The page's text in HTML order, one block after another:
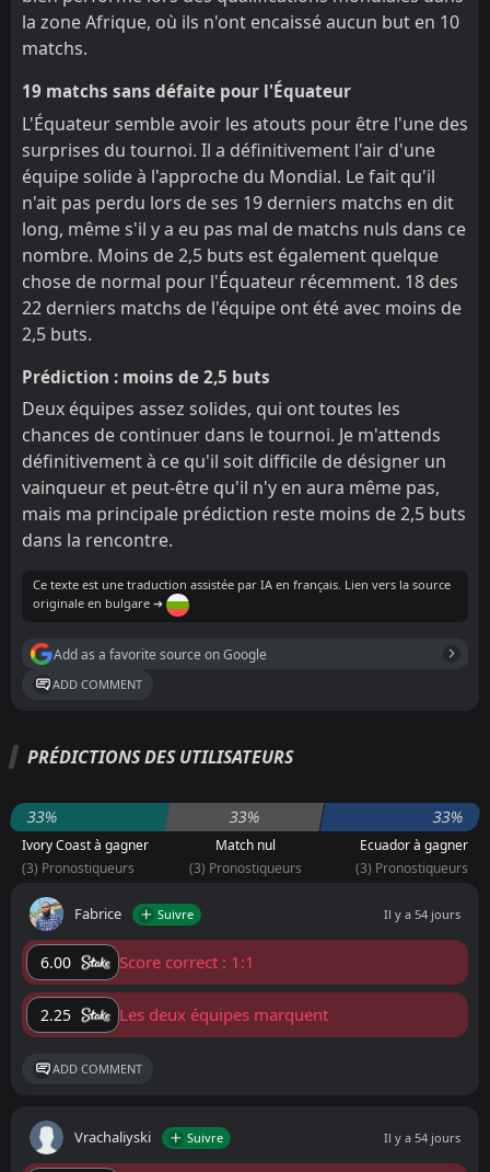
la zone Afrique, où ils n'ont encaissé aucun but en 10
matchs.
19 matchs sans défaite pour l'Équateur
L'Équateur semble avoir les atouts pour être l'une des
surprises du tournoi. Il a définitivement l'air d'une
équipe solide à l'approche du Mondial. Le fait qu'il
n'ait pas perdu lors de ses 19 derniers matchs en dit
long, même s'il y a eu pas mal de matchs nuls dans ce
nombre. Moins de 2,5 buts est également quelque
chose de normal pour l'Équateur récemment. 18 des
22 derniers matchs de l'équipe ont été avec moins de
2,5 buts.
Prédiction : moins de 2,5 buts
Deux équipes assez solides, qui ont toutes les
chances de continuer dans le tournoi. Je m'attends
définitivement à ce qu'il soit difficile de désigner un
vainqueur et peut-être qu'il n'y en aura même pas,
mais ma principale prédiction reste moins de 2,5 buts
dans la rencontre.
Ce texte est une traduction assistée par IA en français. Lien vers la source
originale en bulgare ➔
Add as a favorite source on Google
ADD COMMENT
PRÉDICTIONS DES UTILISATEURS
33% 33% 33%
Ivory Coast à gagner
(3) Pronostiqueurs
Match nul
(3) Pronostiqueurs
Ecuador à gagner
(3) Pronostiqueurs
Fabrice Suivre Il y a 54 jours
6.00 Score correct : 1:1
2.25 Les deux équipes marquent
ADD COMMENT
Vrachaliyski Suivre Il y a 54 jours